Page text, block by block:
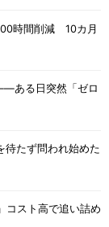
時間削減 10カ月
ある日突然「ゼロ
たず問われ始めた
コスト高で追い詰め